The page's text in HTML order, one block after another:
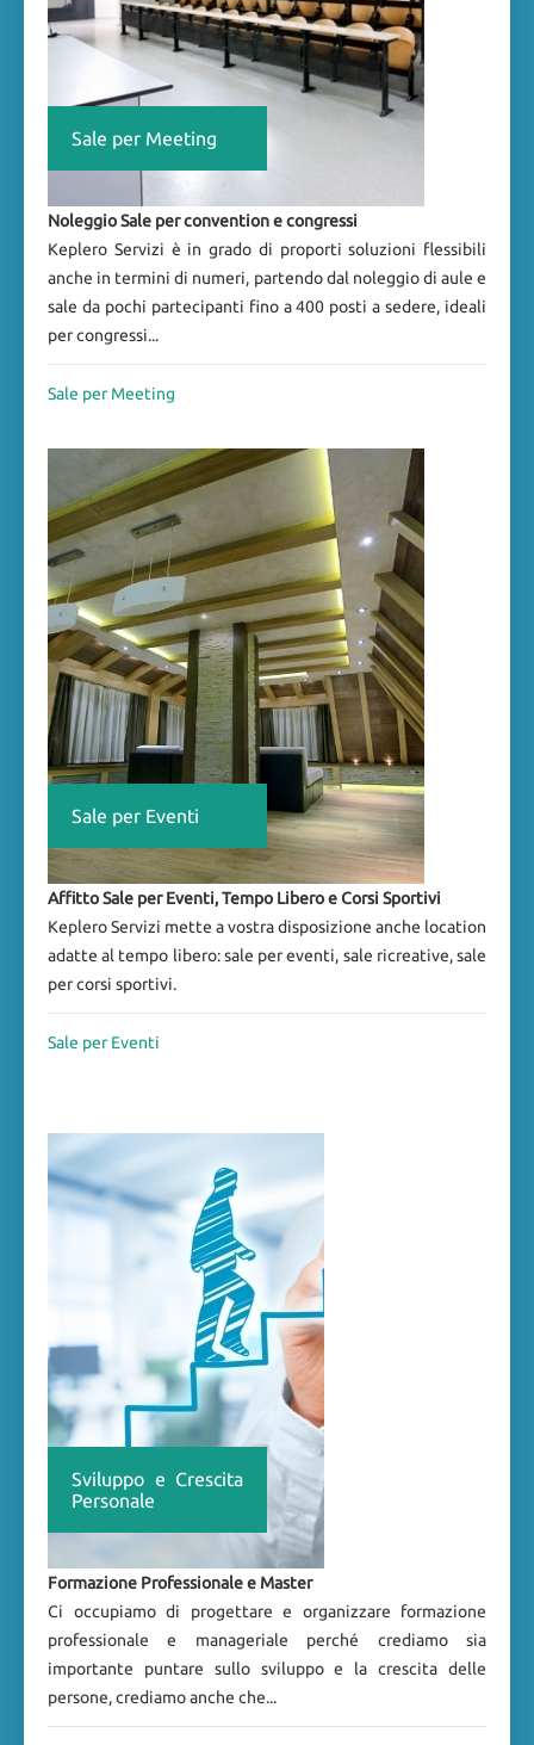
Sale per Meeting
Noleggio Sale per convention e congressi
Keplero Servizi è in grado di proporti soluzioni flessibili
anche in termini di numeri, partendo dal noleggio di aule e
sale da pochi partecipanti fino a 400 posti a sedere, ideali
per congressi...
Sale per Meeting
Sale per Eventi
Affitto Sale per Eventi, Tempo Libero e Corsi Sportivi
Keplero Servizi mette a vostra disposizione anche location
adatte al tempo libero: sale per eventi, sale ricreative, sale
per corsi sportivi.
Sale per Eventi
Sviluppo e Crescita
Personale
Formazione Professionale e Master
Ci occupiamo di progettare e organizzare formazione
professionale e manageriale perché crediamo sia
importante puntare sullo sviluppo e la crescita delle
persone, crediamo anche che...